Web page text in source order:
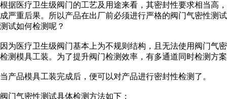
根据医疗卫生级阀门的工艺及用途来看，其密封性要求相当高
成严重后果。所以产品在出厂前必须进行严格的阀门气密性测
测试如何检测呢？
因为医疗卫生级阀门基本上为不规则结构，且无法使用阀门气
检测模具工装。为了提升阀门检测效率，有多通道同时检测方
当产品模具工装完成后，便可以对产品进行密封性检测了。
阀门气密性测试具体检测方法如下：